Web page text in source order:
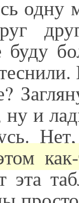
одну
буду
ну и
эта